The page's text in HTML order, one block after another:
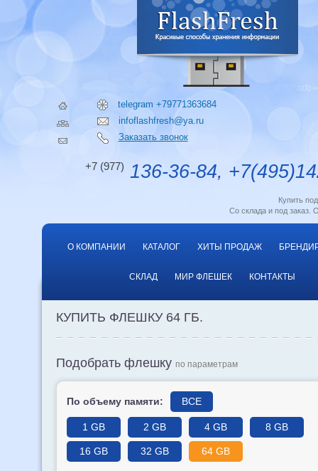
telegram +79771363684
infoflashfresh@ya.ru
Заказать звонок
+7 (977) 136-36-84,
Купить
Со склада и под заказ.
О КОМПАНИИ КАТАЛОГ ХИТЫ ПРОДАЖ
СКЛАД МИР ФЛЕШЕК КОНТАКТЫ
КУПИТЬ ФЛЕШКУ 64 ГБ.
Подобрать флешку по параметрам
По объему памяти: ВСЕ
1 GB 2 GB 4 GB 8 GB
16 GB 32 GB 64 GB